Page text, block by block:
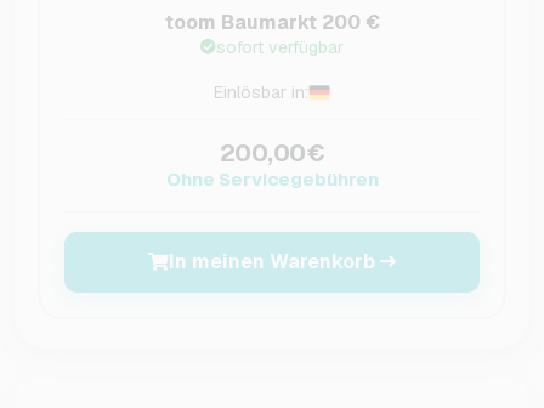
toom Baumarkt 200 €
sofort verfügbar
Einlösbar in:
200,00€
Ohne Servicegebühren
In meinen Warenkorb